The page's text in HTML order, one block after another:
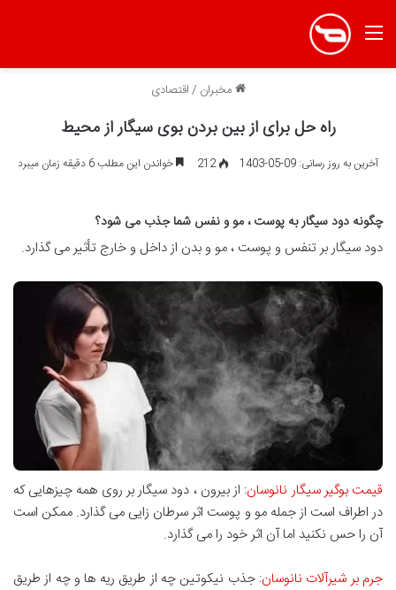
منو
مخبران /اقتصادی
راه حل برای از بین بردن بوی سیگار از محیط
آخرین به روز رسانی: 09-05-1403 212 خواندن این مطلب 6 دقیقه زمان میبرد
چگونه دود سیگار به پوست ، مو و نفس شما جذب می شود؟
دود سیگار بر تنفس و پوست ، مو و بدن از داخل و خارج تأثیر می گذارد.
قیمت بوگیر سیگار نانوسان: از بیرون ، دود سیگار بر روی همه چیزهایی که
در اطراف است از جمله مو و پوست اثر سرطان زایی می گذارد. ممکن است
آن را حس نکنید اما آن اثر خود را می گذارد.
جرم بر شیرآلات نانوسان: جذب نیکوتین چه از طریق ریه ها و چه از طریق